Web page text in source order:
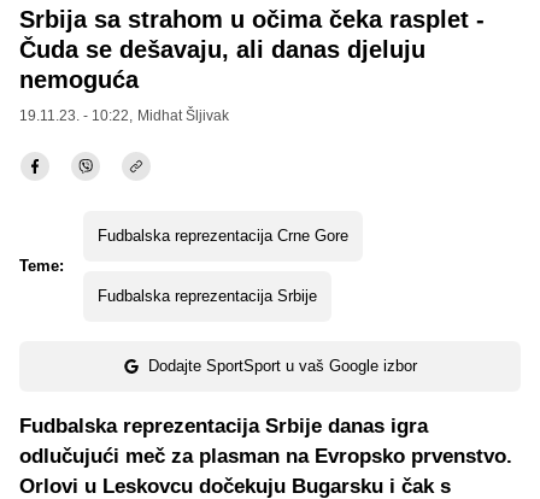
Srbija sa strahom u očima čeka rasplet -
Čuda se dešavaju, ali danas djeluju
nemoguća
19.11.23. - 10:22, Midhat Šljivak
Teme:
Fudbalska reprezentacija Crne Gore
Fudbalska reprezentacija Srbije
Dodajte SportSport u vaš Google izbor
Fudbalska reprezentacija Srbije danas igra
odlučujući meč za plasman na Evropsko prvenstvo.
Orlovi u Leskovcu dočekuju Bugarsku i čak s